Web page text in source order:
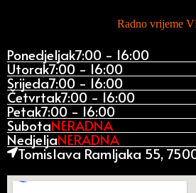
Radno vrijeme
Ponedjeljak7:00 - 16:00
Utorak7:00 - 16:00
Srijeda7:00 - 16:00
Četvrtak7:00 - 16:00
Petak7:00 - 16:00
SubotaNERADNA
NedjeljaNERADNA
Tomislava Ramljaka 55,